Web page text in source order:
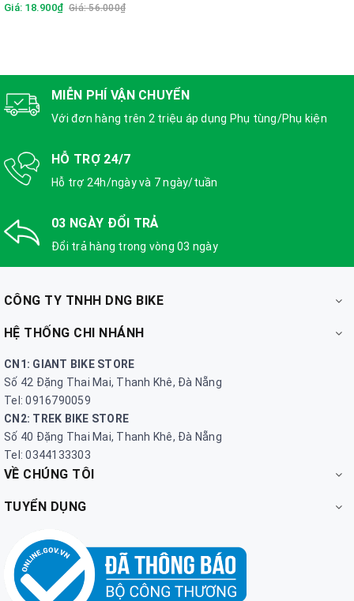
Giá: 18.900₫ Giá: 56.000₫
MIỄN PHÍ VẬN CHUYỂN
Với đơn hàng trên 2 triệu áp dụng Phụ tùng/Phụ kiện
HỖ TRỢ 24/7
Hỗ trợ 24h/ngày và 7 ngày/tuần
03 NGÀY ĐỔI TRẢ
Đổi trả hàng trong vòng 03 ngày
CÔNG TY TNHH DNG BIKE
HỆ THỐNG CHI NHÁNH
CN1: GIANT BIKE STORE
Số 42 Đặng Thai Mai, Thanh Khê, Đà Nẵng
Tel: 0916790059
CN2: TREK BIKE STORE
Số 40 Đặng Thai Mai, Thanh Khê, Đà Nẵng
Tel: 0344133303
VỀ CHÚNG TÔI
TUYỂN DỤNG